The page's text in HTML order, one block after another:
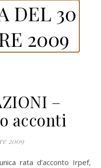
DEL 30
2009
–
acconti
2009